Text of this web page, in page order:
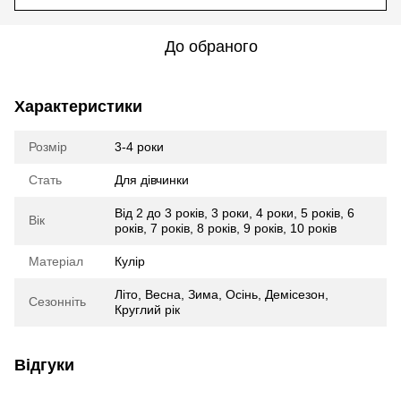
До обраного
Характеристики
Розмір 3-4 роки
Стать Для дівчинки
Вік Від 2 до 3 років 3 роки 4 роки 5 років 6
років 7 років 8 років 9 років 10 років
Матеріал Кулір
Сезонніть Літо Весна Зима Осінь Демісезон
Круглий рік
Відгуки